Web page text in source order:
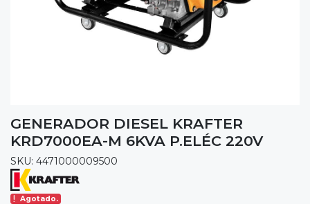
GENERADOR DIESEL KRAFTER
KRD7000EA-M 6KVA P.ELÉC 220V
SKU: 4471000009500
Agotado.